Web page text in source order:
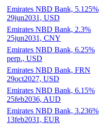
Emirates NBD Bank, 5.125%
29jun2031, USD
Emirates NBD Bank, 2.3%
25jun2031, CNY
Emirates NBD Bank, 6.25%
perp., USD
Emirates NBD Bank, FRN
29oct2027, USD
Emirates NBD Bank, 6.15%
25feb2036, AUD
Emirates NBD Bank, 3.236%
13feb2031, EUR